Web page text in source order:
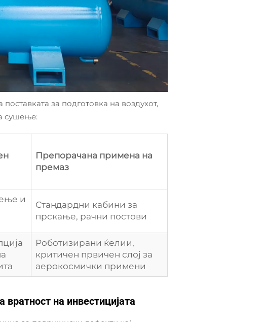
за подготовка на воздухот,
сушење:
Препорачана примена на
премаз
и
Стандардни кабини за
прскање, рачни постови
Роботизирани ќелии,
критичен првичен слој за
аерокосмички примени
на инвестицијата